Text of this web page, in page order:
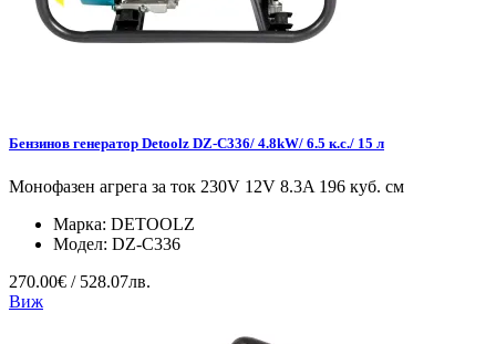
Бензинов генератор Detoolz DZ-C336/ 4.8kW/ 6.5 к.с./ 15 л
Монофазен агрега за ток 230V 12V 8.3A 196 куб. см
Марка: DETOOLZ
Модел: DZ-C336
270.00€ / 528.07лв.
Виж